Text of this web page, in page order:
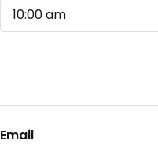
10:00 am
Email